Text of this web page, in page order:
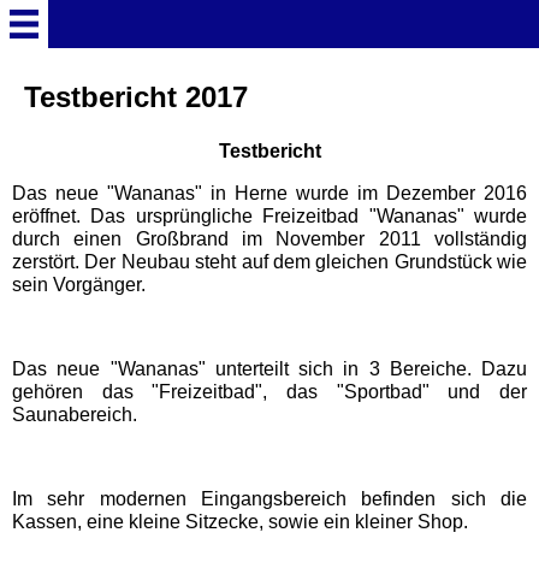
Startseite
Deutschland Überschrift
Freizeitparks
Baden-Württemberg
Erlebnispark Tripsdrill
Funny-World
Testbericht 2017
Testbericht
Das neue "Wananas" in Herne wurde im Dezember 2016
eröffnet. Das ursprüngliche Freizeitbad "Wananas" wurde
durch einen Großbrand im November 2011 vollständig
zerstört. Der Neubau steht auf dem gleichen Grundstück wie
sein Vorgänger.
Das neue "Wananas" unterteilt sich in 3 Bereiche. Dazu
gehören das "Freizeitbad", das "Sportbad" und der
Saunabereich.
Im sehr modernen Eingangsbereich befinden sich die
Kassen, eine kleine Sitzecke, sowie ein kleiner Shop.